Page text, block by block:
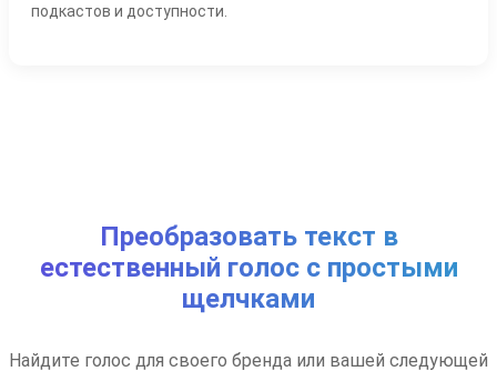
подкастов и доступности.
Преобразовать текст в
естественный голос с простыми
щелчками
Найдите голос для своего бренда или вашей следующей